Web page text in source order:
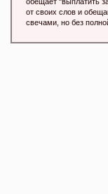
от своих слов и
свечами, но без